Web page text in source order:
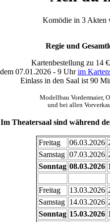
Komödie in 3 Akten
Regie und
Kartenbestellung zu 14
07.01.2026 - 9 Uhrim
Einlass in den Saal ist 90
Modellbau Vordermaier,
und bei allen
Im Theatersaal sind während
Freitag 06.03.2026
Samstag 07.03.2026
Sonntag 08.03.2026
Freitag 13.03.2026
Samstag 14.03.2026
Sonntag 15.03.2026